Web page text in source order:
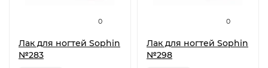
0
Лак для ногтей Sophin
№283
0
Лак для ногтей Sophin
№298